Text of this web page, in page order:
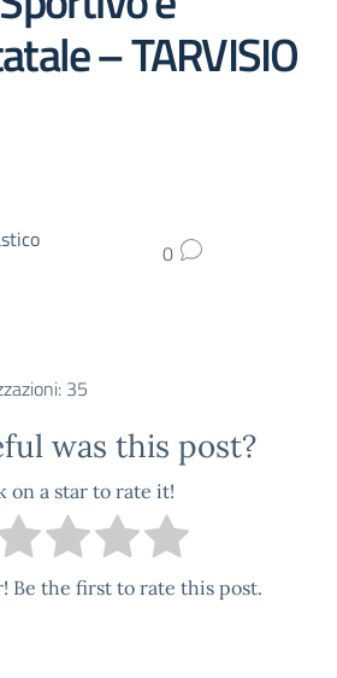
– TARVISIO
0
35
was this post?
on a star to rate it!
Be the first to rate this post.